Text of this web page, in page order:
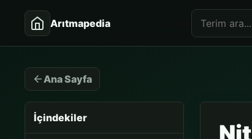
Arıtmapedia
Ana Sayfa
İçindekiler